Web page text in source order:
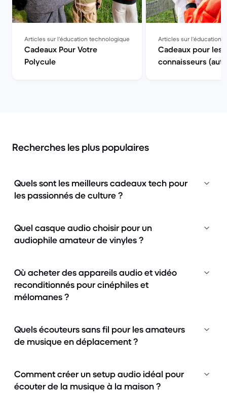
Articles sur l'éducation technologique
Cadeaux Pour Votre
Polycule
Articles sur l'éducation
Cadeaux pour les
connaisseurs
Recherches les plus populaires
Quels sont les meilleurs cadeaux tech pour
les passionnés de culture ?
Quel casque audio choisir pour un
audiophile amateur de vinyles ?
Où acheter des appareils audio et vidéo
reconditionnés pour cinéphiles et
mélomanes ?
Quels écouteurs sans fil pour les amateurs
de musique en déplacement ?
Comment créer un setup audio idéal pour
écouter de la musique à la maison ?